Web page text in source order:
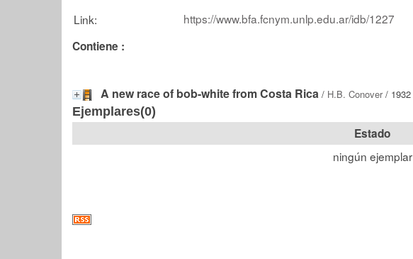
Link:
https://www.bfa.fcnym.unlp.edu.ar/idb/1227
Contiene :
A new race of bob-white from Costa Rica / H.B. Conover/ 1932
Ejemplares(0)
Estado
ningún ejemplar